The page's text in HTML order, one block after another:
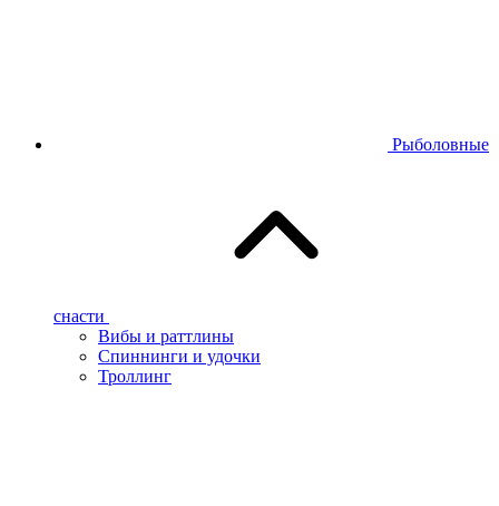
Рыболовные
снасти
Вибы и раттлины
Спиннинги и удочки
Троллинг